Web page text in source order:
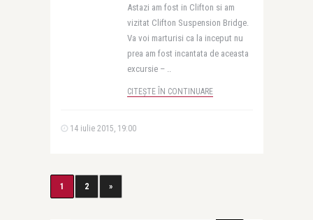
Astazi am fost in Clifton si am
vizitat Clifton Suspension Bridge.
Va voi marturisi ca la inceput nu
prea am fost incantata de aceasta
excursie – ..
CITEȘTE ÎN CONTINUARE
14 iulie 2015, 19:00
1 2 »